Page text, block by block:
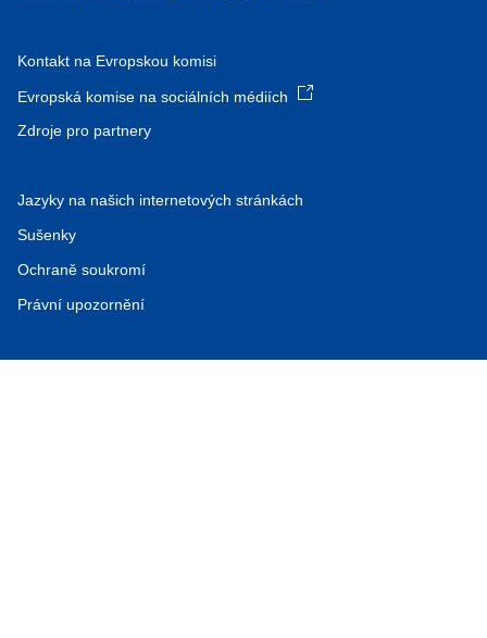
Kontakt na Evropskou komisi
Evropská komise na sociálních médiích
Zdroje pro partnery
Jazyky na našich internetových stránkách
Sušenky
Ochraně soukromí
Právní upozornění